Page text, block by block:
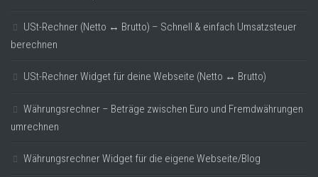
USt-Rechner (Netto ↔ Brutto) – Schnell & einfach Umsatzsteuer
berechnen
USt-Rechner Widget für deine Webseite (Netto ↔ Brutto)
Währungsrechner – Beträge zwischen Euro und Fremdwährungen
umrechnen
Währungsrechner Widget für die eigene Webseite/Blog